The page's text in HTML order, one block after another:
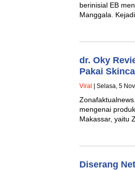
berinisial EB
Manggala.
dr. Oky
Pakai
Viral | Selasa, 5
mengenai
Makassar, yaitu
Diserang